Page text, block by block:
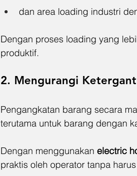
dan area loading industri
Dengan proses loading yang
produktif.
2. Mengurangi
Pengangkatan barang secara
terutama untuk barang dengan
Dengan menggunakan electric
praktis oleh operator tanpa